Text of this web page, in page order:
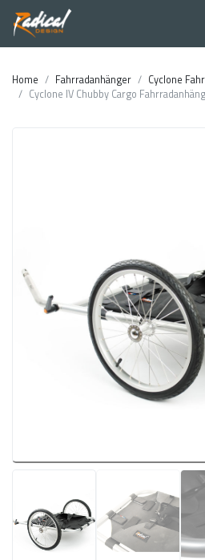
Home Fahrradanhänger
Cyclone
Cyclone IV Chubby Cargo